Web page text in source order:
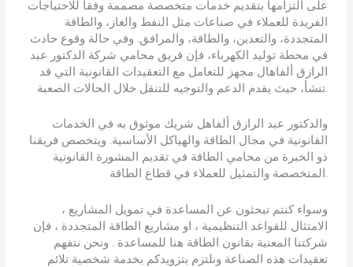
على التزامها بتقديم خدمات متخصصة مصممة وفقاً للاحتياجات
الفريدة للعملاء في صناعات مثل النفط والغاز، والطاقة
المتجددة، والتعدين، والطاقة، والمرافق. وفي حالة وقوع حادث
في محطة توليد الكهرباء، فإن فريق محامي شركة الدكتور عبد
الرازق ألفاهال مجهز للتعامل مع التعقيدات القانونية التي قد
تنشأ، حيث يقدم الدعم والتوجيه للتنقل خلال الحالات الصعبة.
والدكتور عبد الرازق ألفاهل شريك موثوق به في الخدمات
القانونية في مجال الطاقة والهياكل الأساسية. ويتخصص فريقنا
ذو الخبرة من محامي الطاقة في تقديم المشورة القانونية
المتخصصة والتمثيل للعملاء في قطاع الطاقة.
وسواء كنتم تبحثون عن المساعدة في تمويل المشاريع ،
الامتثال للقواعد التنظيمية ، او مشاريع الطاقة المتجددة ، فإن
شركتنا المعنية بقانون الطاقة هنا للمساعدة . ونحن نتفهم
تعقيدات هذه الصناعة ونلتزم بتزويدكم بخدمة شخصية تلائم